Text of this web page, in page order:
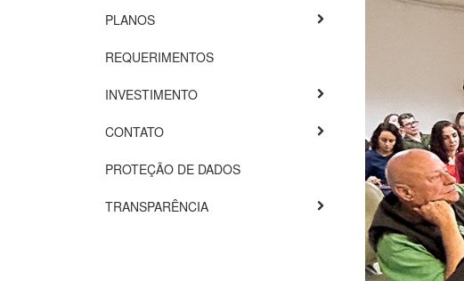
PLANOS
REQUERIMENTOS
INVESTIMENTO
CONTATO
PROTEÇÃO DE DADOS
TRANSPARÊNCIA